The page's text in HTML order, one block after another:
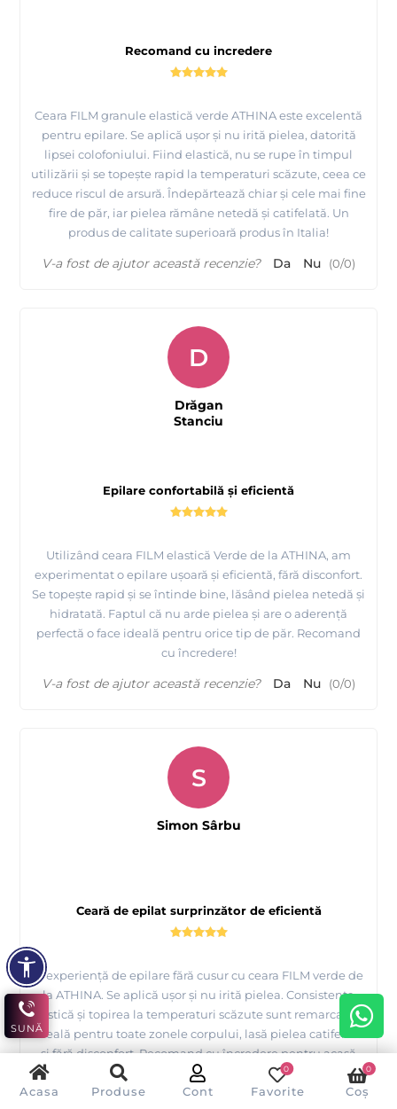
Acasa Produse Cont Favorite
0
Coș
0
Recomand cu incredere
Ceara FILM granule elastică verde ATHINA este excelentă
pentru epilare. Se aplică ușor și nu irită pielea, datorită
lipsei colofoniului. Fiind elastică, nu se rupe în timpul
utilizării și se topește rapid la temperaturi scăzute, ceea ce
reduce riscul de arsură. Îndepărtează chiar și cele mai fine
fire de păr, iar pielea rămâne netedă și catifelată. Un
produs de calitate superioară produs în Italia!
V-a fost de ajutor această recenzie? Da Nu (0/0)
Epilare confortabilă și eficientă
Utilizând ceara FILM elastică Verde de la ATHINA, am
experimentat o epilare ușoară și eficientă, fără disconfort.
Se topește rapid și se întinde bine, lăsând pielea netedă și
hidratată. Faptul că nu arde pielea și are o aderență
perfectă o face ideală pentru orice tip de păr. Recomand
cu încredere!
D
Drăgan
Stanciu
V-a fost de ajutor această recenzie? Da Nu (0/0)
Ceară de epilat surprinzător de eficientă
O experiență de epilare fără cusur cu ceara FILM verde de
la ATHINA. Se aplică ușor și nu irită pielea. Consistența
elastică și topirea la temperaturi scăzute sunt remarcabile.
Ideală pentru toate zonele corpului, lasă pielea catifelată
și fără disconfort. Recomand cu încredere pentru acasă
sau salon.
S
Simon Sârbu
SUNĂ